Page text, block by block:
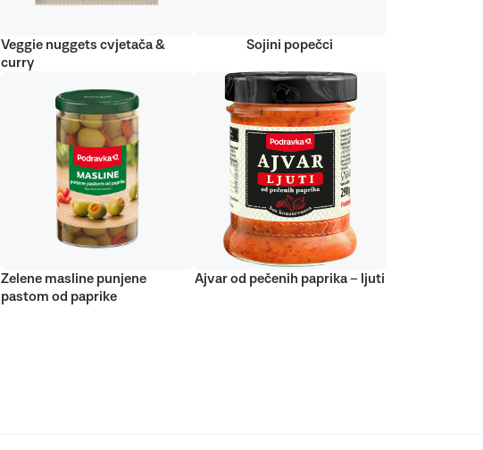
Veggie nuggets cvjetača &
curry
Sojini popečci
Zelene masline punjene
pastom od paprike
Ajvar od pečenih paprika – ljuti